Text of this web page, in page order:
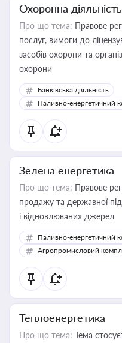
Охоронна діяльність
Про що тема: Правове
послуг, вимоги до
засобів охорони та
охорони
Банківська діяльність
Паливно-енергетичний
Зелена енергетика
Про що тема: Правове
продажу та державної
і відновлюваних джерел
Паливно-енергетичний
Агропромисловий
Теплоенергетика
Про що тема: Тема